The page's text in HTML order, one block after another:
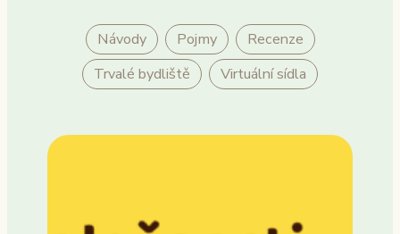
Návody Pojmy
Recenze
Trvalé bydliště
Virtuální sídla